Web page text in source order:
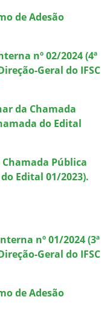
de Adesão
nº 02/2024 (4ª
Geral do IFSC
da Chamada
do Edital
Pública
Edital 01/2023).
nº 01/2024 (3ª
Geral do IFSC
de Adesão